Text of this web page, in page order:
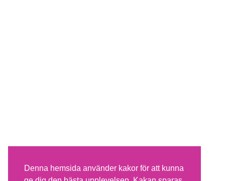
Denna hemsida använder kakor för att kunna